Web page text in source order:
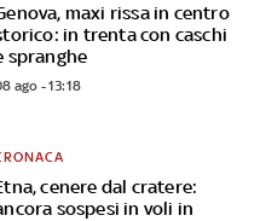
maxi rissa in centro
in trenta con caschi
spranghe
ago - 13:18
cenere dal cratere:
sospesi in voli in